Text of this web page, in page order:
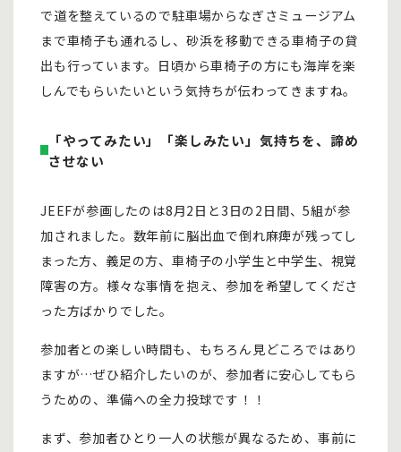
で道を整えているので駐車場からなぎさミュージアム
まで車椅子も通れるし、砂浜を移動できる車椅子の貸
出も行っています。日頃から車椅子の方にも海岸を楽
しんでもらいたいという気持ちが伝わってきますね。
「やってみたい」「楽しみたい」気持ちを、諦め
させない
JEEFが参画したのは8月2日と3日の2日間、5組が参
加されました。数年前に脳出血で倒れ麻痺が残ってし
まった方、義足の方、車椅子の小学生と中学生、視覚
障害の方。様々な事情を抱え、参加を希望してくださ
った方ばかりでした。
参加者との楽しい時間も、もちろん見どころではあり
ますが…ぜひ紹介したいのが、参加者に安心してもら
うための、準備への全力投球です！！
まず、参加者ひとり一人の状態が異なるため、事前に